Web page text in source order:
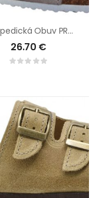
Ortopedická Obuv PROTETIKA T13 Sivá
26.70 €